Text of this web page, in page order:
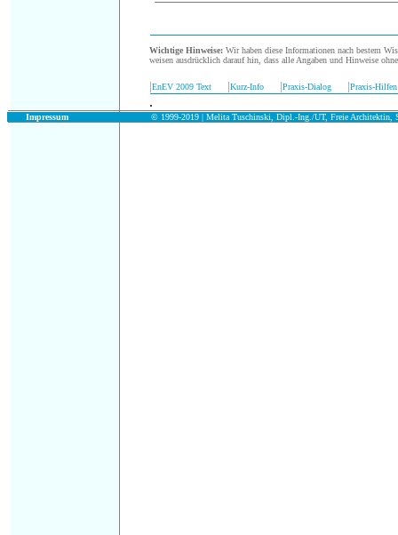
Wichtige Hinweise: Wir haben diese Informationen nach bestem
weisen ausdrücklich darauf hin, dass alle Angaben und Hinweise
|EnEV 2009 Text |Kurz-Info |Praxis-Dialog |Praxis-Hilfen
.
Impressum © 1999-2019 | Melita Tuschinski, Dipl.-Ing./UT, Freie Architektin,